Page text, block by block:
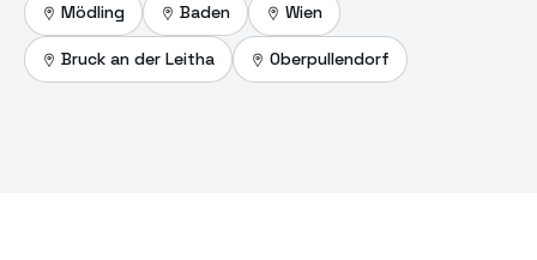
Mödling Baden Wien
Bruck an der Leitha Oberpullendorf
Maps
öffnen